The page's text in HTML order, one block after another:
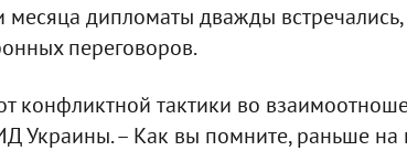
дипломаты дважды
переговоров.
конфликтной тактики во
Украины. – Как вы помните, раньше на